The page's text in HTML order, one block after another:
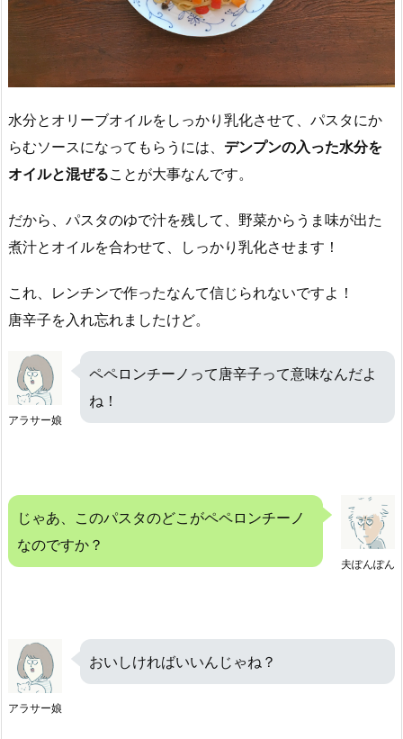
水分とオリーブオイルをしっかり乳化させて、パスタにか
らむソースになってもらうには、 デンプンの入った水分を
オイルと混ぜることが大事なんです。
だから、パスタのゆで汁を残して、野菜からうま味が出た
煮汁とオイルを合わせて、しっかり乳化させます！
これ、レンチンで作ったなんて信じられないですよ！
唐辛子を入れ忘れましたけど。
アラサー娘
ペペロンチーノって唐辛子って意味なんだよ
ね！
夫ぽんぽん
じゃあ、このパスタのどこがペペロンチーノ
なのですか？
アラサー娘
おいしければいいんじゃね？